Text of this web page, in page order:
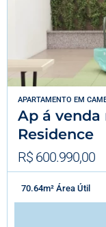
APARTAMENTO EM
Ap á
Residence
R$ 600.990,00
70.64m² Área Útil